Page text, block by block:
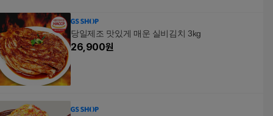
당일제조 맛있게 매운 실비김치 3kg
26,900원